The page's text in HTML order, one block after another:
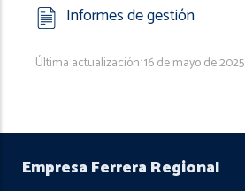
Informes de gestión
Última actualización: 16 de mayo de 2025
Empresa Ferrera Regional